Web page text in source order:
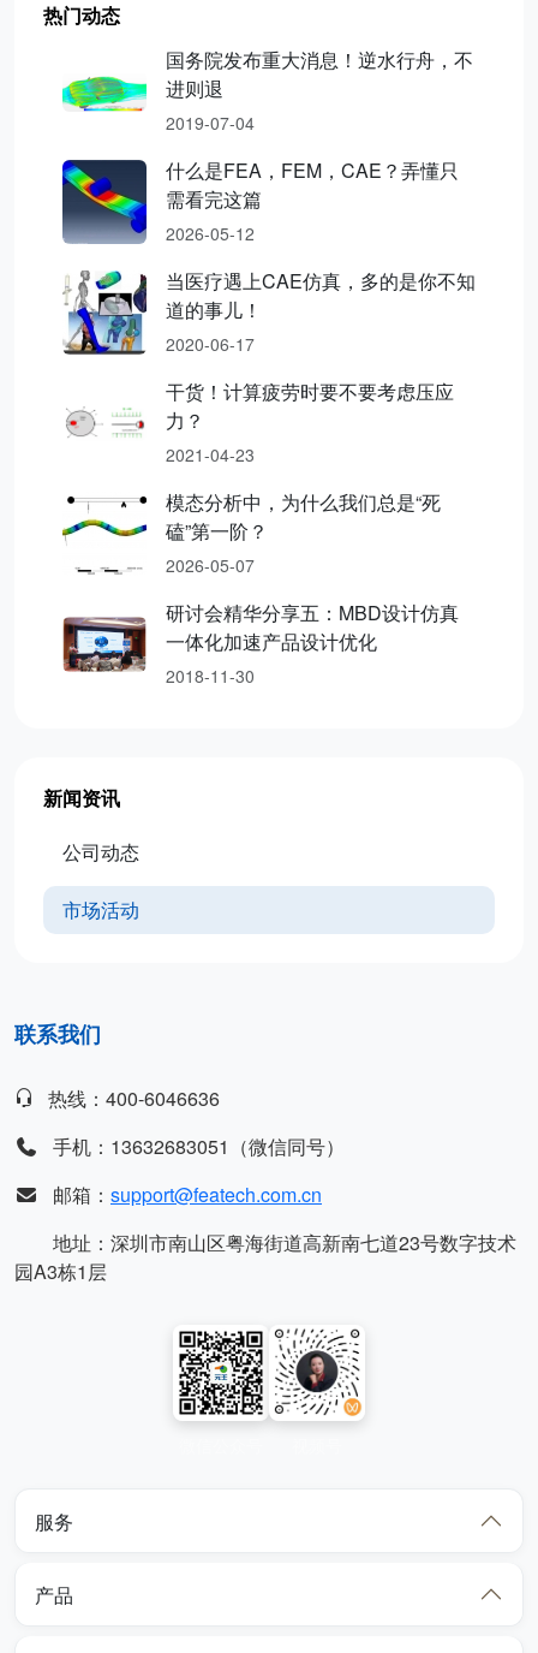
热门动态
国务院发布重大消息！逆水行舟，不
进则退
2019-07-04
什么是FEA，FEM，CAE？弄懂只
需看完这篇
2026-05-12
当医疗遇上CAE仿真，多的是你不知
道的事儿！
2020-06-17
干货！计算疲劳时要不要考虑压应
力？
2021-04-23
模态分析中，为什么我们总是“死
磕”第一阶？
2026-05-07
研讨会精华分享五：MBD设计仿真
一体化加速产品设计优化
2018-11-30
新闻资讯
公司动态
市场活动
联系我们
热线：400-6046636
手机：13632683051（微信同号）
邮箱： support@featech.com.cn
地址：深圳市南山区粤海街道高新南七道23号数字技术
园A3栋1层
服务
产品